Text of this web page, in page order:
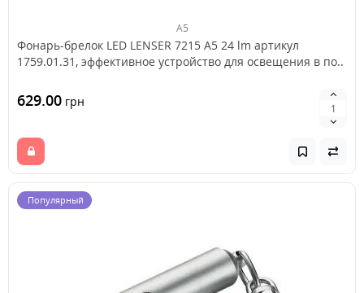
A5
Фонарь-брелок LED LENSER 7215 A5 24 lm артикул
1759.01.31, эффективное устройство для освещения в по..
629.00 грн
Популярный